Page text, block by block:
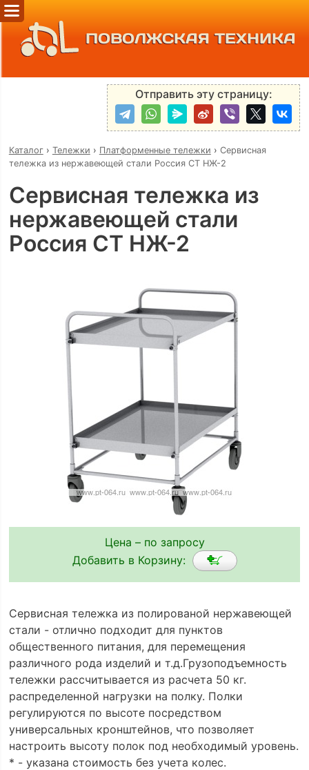
ПОВОЛЖСКАЯ ТЕХНИКА
Отправить эту страницу:
Каталог› Тележки › Платформенные тележки › Сервисная
тележка из нержавеющей стали Россия СТ НЖ-2
Сервисная тележка из
нержавеющей стали
Россия СТ НЖ-2
Цена – по запросу
Добавить в Корзину:
Сервисная тележка из полированой нержавеющей
стали - отлично подходит для пунктов
общественного питания, для перемещения
различного рода изделий и т.д.Грузоподъемность
тележки рассчитывается из расчета 50 кг.
распределенной нагрузки на полку. Полки
регулируются по высоте посредством
универсальных кронштейнов, что позволяет
настроить высоту полок под необходимый уровень.
* - указана стоимость без учета колес.